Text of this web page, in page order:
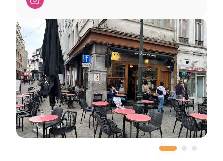
Accueil
Bonnes adresses
Quartiers
Blog
Tops 10
Artisans